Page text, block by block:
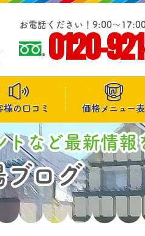
お電話ください！9:00～
0120-
様の口コミ 価格メニュー表
など最新情報
ブログ